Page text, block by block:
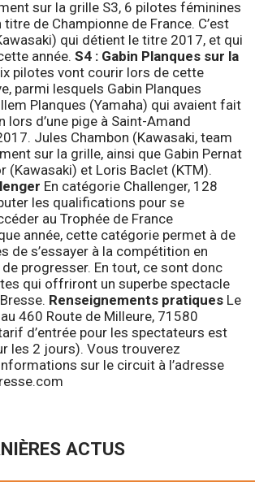
sur la grille S3, 6 pilotes féminines
de Championne de France. C’est
qui détient le titre 2017, et qui
année. S4 : Gabin Planques sur la
pilotes vont courir lors de cette
parmi lesquels Gabin Planques
Planques (Yamaha) qui avaient fait
d’une pige à Saint-Amand
Jules Chambon (Kawasaki, team
sur la grille, ainsi que Gabin Pernat
(Kawasaki) et Loris Baclet (KTM).
En catégorie Challenger, 128
les qualifications pour se
au Trophée de France
année, cette catégorie permet à de
de s’essayer à la compétition en
progresser. En tout, ce sont donc
qui offriront un superbe spectacle
Renseignements pratiques Le
460 Route de Milleure, 71580
d’entrée pour les spectateurs est
les 2 jours). Vous trouverez
sur le circuit à l’adresse
ACTUS